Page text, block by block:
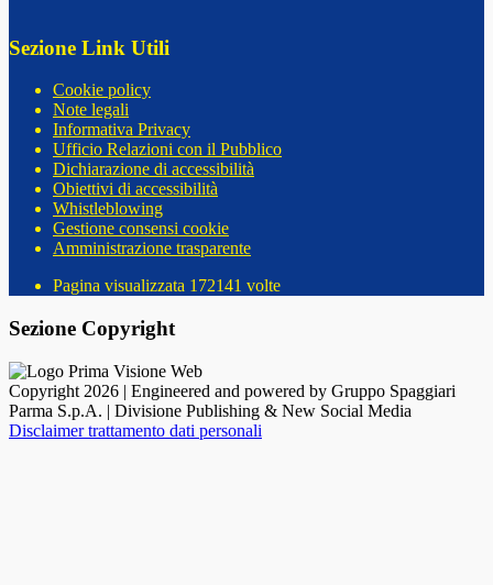
Sezione Link Utili
Cookie policy
Note legali
Informativa Privacy
Ufficio Relazioni con il Pubblico
Dichiarazione di accessibilità
Obiettivi di accessibilità
Whistleblowing
Gestione consensi cookie
Amministrazione trasparente
Pagina visualizzata 172141 volte
Sezione Copyright
Copyright 2026 | Engineered and powered by Gruppo Spaggiari
Parma S.p.A. | Divisione Publishing & New Social Media
Disclaimer trattamento dati personali